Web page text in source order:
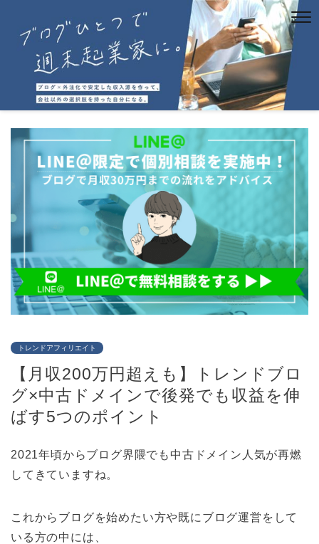
トレンドアフィリエイト
【月収200万円超えも】トレンドブロ
グ×中古ドメインで後発でも収益を伸
ばす5つのポイント
2021年頃からブログ界隈でも中古ドメイン人気が再燃
してきていますね。
これからブログを始めたい方や既にブログ運営をして
いる方の中には、